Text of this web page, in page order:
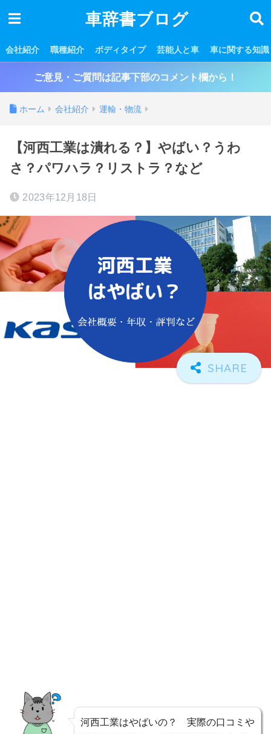
車辞書ブログ
会社紹介 職種紹介 ボディタイプ 芸能人と車 車に関する知識
ご意見・ご質問は記事下部のコメント欄から！
ホーム 会社紹介 運輸・物流
【河西工業は潰れる？】やばい？うわ
さ？パワハラ？リストラ？など
2023年12月18日
河西工業はやばいの？ 実際の口コミや